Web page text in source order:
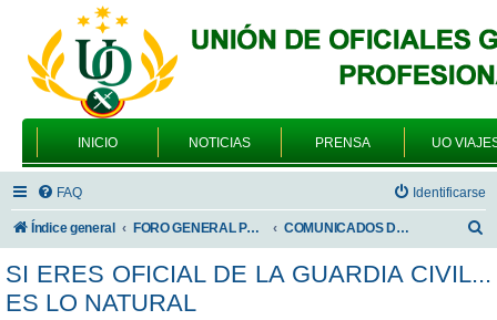
INICIO NOTICIAS PRENSA UO
FAQ Identificarse
Índice general FORO GENERAL PARA TODOS LOS USUARIOS COMUNICADOS DE LA UNIÓN DE OFICIALES
s
SI ERES OFICIAL DE LA GUARDIA CIVIL...
ES LO NATURAL